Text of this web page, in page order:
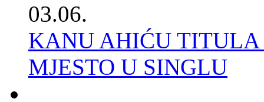
03.06.
KANU AHIĆU
MJESTO U SINGLU